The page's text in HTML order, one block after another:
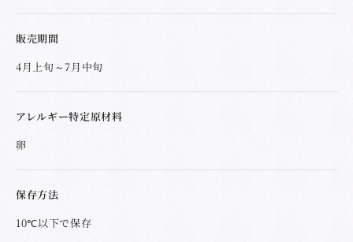
販売期間
4月上旬～7月中旬
アレルギー特定原材料
卵
保存方法
10℃以下で保存